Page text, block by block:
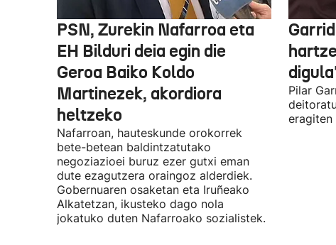
PSN, Zurekin Nafarroa eta
EH Bilduri deia egin die
Geroa Baiko Koldo
Martinezek, akordiora
heltzeko
Nafarroan, hauteskunde orokorrek
bete-betean baldintzatutako
negoziazioei buruz ezer gutxi eman
dute ezagutzera oraingoz alderdiek.
Gobernuaren osaketan eta Iruñeako
Alkatetzan, ikusteko dago nola
jokatuko duten Nafarroako sozialistek.
Pilar
eragiten